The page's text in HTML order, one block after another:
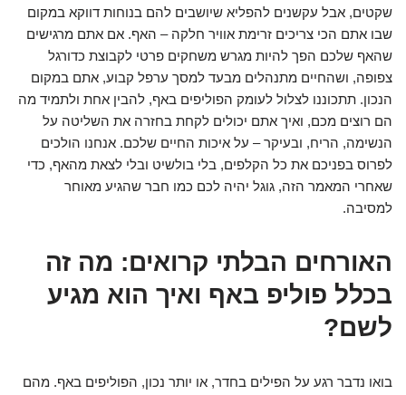
שקטים, אבל עקשנים להפליא שיושבים להם בנוחות דווקא במקום
שבו אתם הכי צריכים זרימת אוויר חלקה – האף. אם אתם מרגישים
שהאף שלכם הפך להיות מגרש משחקים פרטי לקבוצת כדורגל
צפופה, ושהחיים מתנהלים מבעד למסך ערפל קבוע, אתם במקום
הנכון. תתכוננו לצלול לעומק הפוליפים באף, להבין אחת ולתמיד מה
הם רוצים מכם, ואיך אתם יכולים לקחת בחזרה את השליטה על
הנשימה, הריח, ובעיקר – על איכות החיים שלכם. אנחנו הולכים
לפרוס בפניכם את כל הקלפים, בלי בולשיט ובלי לצאת מהאף, כדי
שאחרי המאמר הזה, גוגל יהיה לכם כמו חבר שהגיע מאוחר
למסיבה.
האורחים הבלתי קרואים: מה זה
בכלל פוליפ באף ואיך הוא מגיע
לשם?
בואו נדבר רגע על הפילים בחדר, או יותר נכון, הפוליפים באף. מהם